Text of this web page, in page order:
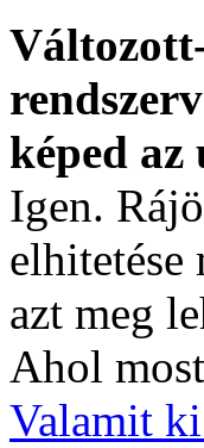
képed az
Igen.
azt meg
Ahol
Valamit